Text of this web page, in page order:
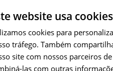
website usa cookies
cookies para
tráfego. Também
site com nossos parceiros
las com outras